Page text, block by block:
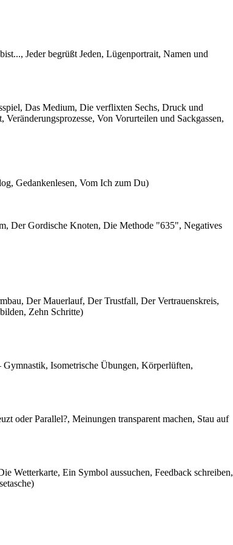
Jeder begrüßt Jeden, Lügenportrait, Namen und
Das Medium, Die verflixten Sechs, Druck und
Von Vorurteilen und Sackgassen,
Gedankenlesen, Vom Ich zum Du)
Der Gordische Knoten, Die Methode "635", Negatives
Der Mauerlauf, Der Trustfall, Der Vertrauenskreis,
Zehn Schritte)
Isometrische Übungen, Körperlüften,
oder Parallel?, Meinungen transparent machen, Stau auf
Wetterkarte, Ein Symbol aussuchen, Feedback schreiben,